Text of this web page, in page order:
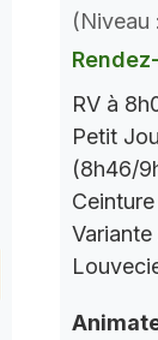
(Niveau
RV à
Petit
(8h46/